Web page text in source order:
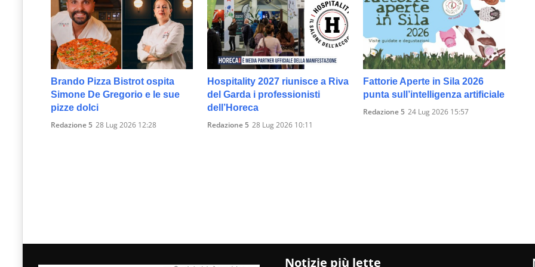
Brando Pizza Bistrot ospita
Simone De Gregorio e le sue
pizze dolci
Redazione 5 28 Lug 2026 12:28
Hospitality 2027 riunisce a Riva
del Garda i professionisti
dell’Horeca
Redazione 5 28 Lug 2026 10:11
Fattorie Aperte in Sila 2026
punta sull’intelligenza artificiale
Redazione 5 24 Lug 2026 15:57
Notizie più lette